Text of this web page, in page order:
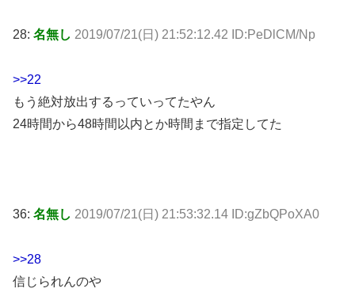
28: 名無し 2019/07/21(日) 21:52:12.42 ID:PeDlCM/Np
>>22
もう絶対放出するっていってたやん
24時間から48時間以内とか時間まで指定してた
36: 名無し 2019/07/21(日) 21:53:32.14 ID:gZbQPoXA0
>>28
信じられんのや